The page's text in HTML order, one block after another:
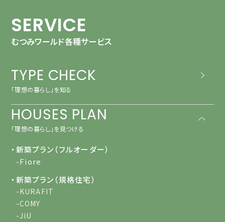
SERVICE
むつみワールド各種サービス
TYPE CHECK
「理想の暮らし」を知る
HOUSES PLAN
「理想の暮らし」を見つける
・新築プラン（フルオーダー）
-Fiore
・新築プラン（規格住宅）
-KURAFIT
-COMY
-JiU